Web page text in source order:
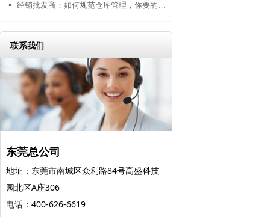
넷 经销批发商：如何规范仓库管理，你要的在这里！
联系我们
东莞总公司
地址：东莞市南城区众利路84号高盛科技
园北区A座306
电话：400-626-6619